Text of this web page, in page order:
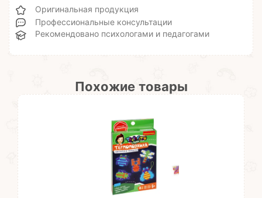
Оригинальная продукция
Профессиональные консультации
Рекомендовано психологами и педагогами
Похожие товары